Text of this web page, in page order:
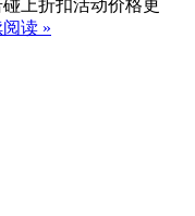
上折扣活动价格更
读 »